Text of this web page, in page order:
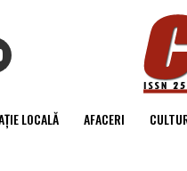
LOCALĂ AFACERI